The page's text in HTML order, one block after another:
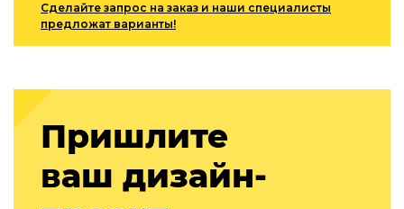
Реализованные проекты
Сделайте запрос на заказ и наши специалисты
предложат варианты!
Пришлите
ваш дизайн-